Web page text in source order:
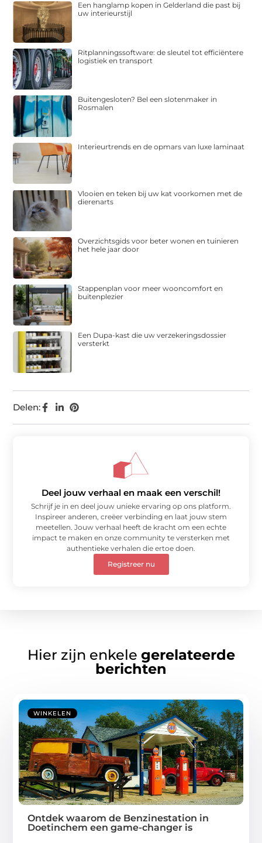
Delen:
Een hanglamp kopen in Gelderland die past bij
uw interieurstijl
Ritplanningssoftware: de sleutel tot efficiëntere
logistiek en transport
Buitengesloten? Bel een slotenmaker in
Rosmalen
Interieurtrends en de opmars van luxe laminaat
Vlooien en teken bij uw kat voorkomen met de
dierenarts
Overzichtsgids voor beter wonen en tuinieren
het hele jaar door
Stappenplan voor meer wooncomfort en
buitenplezier
Een Dupa-kast die uw verzekeringsdossier
versterkt
Deel jouw verhaal en maak een verschil!
Schrijf je in en deel jouw unieke ervaring op ons platform.
Inspireer anderen, creëer verbinding en laat jouw stem
meetellen. Jouw verhaal heeft de kracht om een echte
impact te maken en onze community te versterken met
authentieke verhalen die ertoe doen.
Registreer nu
Hier zijn enkele gerelateerde
berichten
WINKELEN
Ontdek waarom de Benzinestation in
Doetinchem een game-changer is